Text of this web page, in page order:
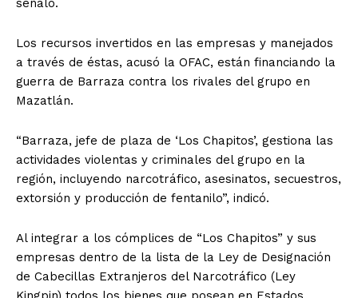
señaló.
Los recursos invertidos en las empresas y manejados
a través de éstas, acusó la OFAC, están financiando la
guerra de Barraza contra los rivales del grupo en
Mazatlán.
“Barraza, jefe de plaza de ‘Los Chapitos’, gestiona las
actividades violentas y criminales del grupo en la
región, incluyendo narcotráfico, asesinatos, secuestros,
extorsión y producción de fentanilo”, indicó.
Al integrar a los cómplices de “Los Chapitos” y sus
empresas dentro de la lista de la Ley de Designación
de Cabecillas Extranjeros del Narcotráfico (Ley